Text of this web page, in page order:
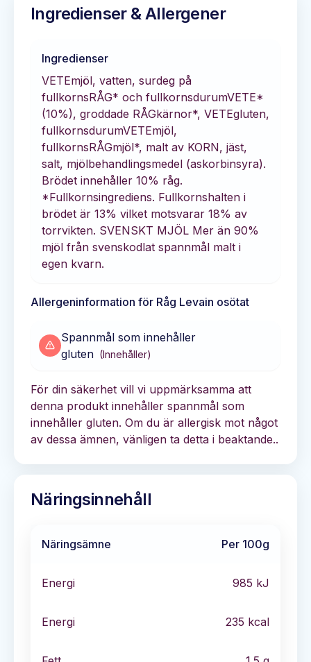
Ingredienser & Allergener
Ingredienser
VETEmjöl, vatten, surdeg på
fullkornsRÅG* och fullkornsdurumVETE*
(10%), groddade RÅGkärnor*, VETEgluten,
fullkornsdurumVETEmjöl,
fullkornsRÅGmjöl*, malt av KORN, jäst,
salt, mjölbehandlingsmedel (askorbinsyra).
Brödet innehåller 10% råg.
*Fullkornsingrediens. Fullkornshalten i
brödet är 13% vilket motsvarar 18% av
torrvikten. SVENSKT MJÖL Mer än 90%
mjöl från svenskodlat spannmål malt i
egen kvarn.
Allergeninformation för Råg Levain osötat
Spannmål som innehåller
gluten (Innehåller)
För din säkerhet vill vi uppmärksamma att
denna produkt innehåller spannmål som
innehåller gluten. Om du är allergisk mot något
av dessa ämnen, vänligen ta detta i beaktande..
Näringsinnehåll
Näringsämne Per 100g
Energi 985 kJ
Energi 235 kcal